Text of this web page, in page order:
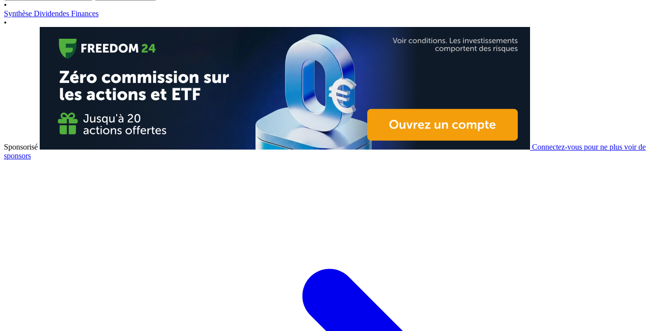
•
Synthèse Dividendes Finances
•
Sponsorisé
Connectez-vous pour ne plus voir de
sponsors